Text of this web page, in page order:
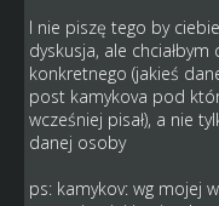
I nie piszę tego by
dyskusja, ale
konkretnego (jakieś
post kamykova pod
wcześniej pisał), a nie
danej osoby
ps: kamykov: wg mojej